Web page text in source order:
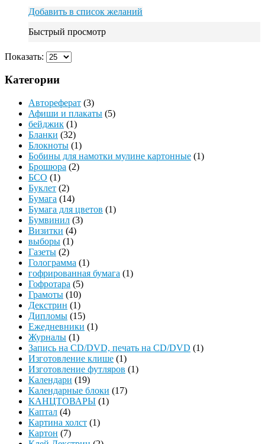
Добавить в список желаний
Быстрый просмотр
Показать:
Категории
Автореферат (3)
Афиши и плакаты (5)
бейджик (1)
Бланки (32)
Блокноты (1)
Бобины для намотки мулине картонные (1)
Брошюра (2)
БСО (1)
Буклет (2)
Бумага (14)
Бумага для цветов (1)
Бумвинил (3)
Визитки (4)
выборы (1)
Газеты (2)
Голограмма (1)
гофрированная бумага (1)
Гофротара (5)
Грамоты (10)
Декстрин (1)
Дипломы (15)
Ежедневники (1)
Журналы (1)
Запись на CD/DVD, печать на CD/DVD (1)
Изготовление клише (1)
Изготовление футляров (1)
Календари (19)
Календарные блоки (17)
КАНЦТОВАРЫ (1)
Каптал (4)
Картина холст (1)
Картон (7)